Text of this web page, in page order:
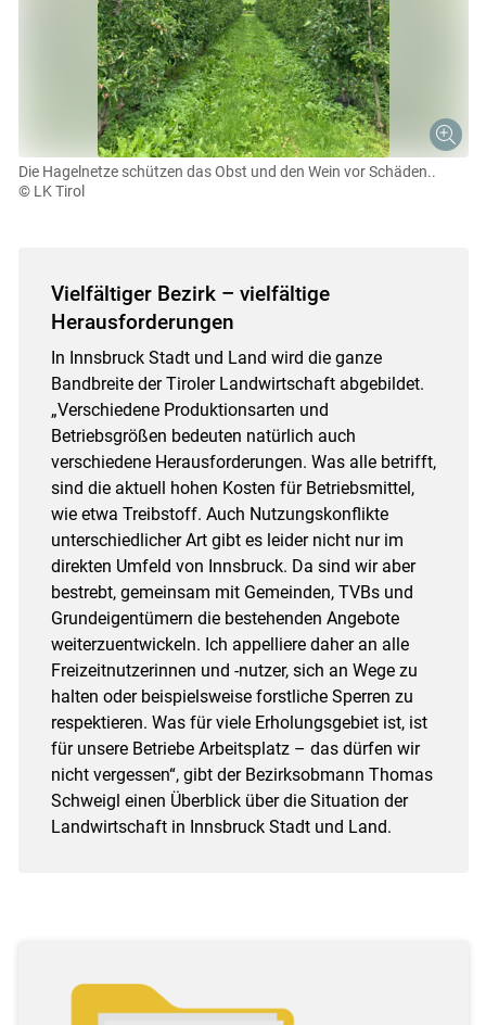
Die Hagelnetze schützen das Obst und den Wein vor Schäden..
© LK Tirol
Vielfältiger Bezirk – vielfältige
Herausforderungen
In Innsbruck Stadt und Land wird die ganze
Bandbreite der Tiroler Landwirtschaft abgebildet.
„Verschiedene Produktionsarten und
Betriebsgrößen bedeuten natürlich auch
verschiedene Herausforderungen. Was alle betrifft,
sind die aktuell hohen Kosten für Betriebsmittel,
wie etwa Treibstoff. Auch Nutzungskonflikte
unterschiedlicher Art gibt es leider nicht nur im
direkten Umfeld von Innsbruck. Da sind wir aber
bestrebt, gemeinsam mit Gemeinden, TVBs und
Grundeigentümern die bestehenden Angebote
weiterzuentwickeln. Ich appelliere daher an alle
Freizeitnutzerinnen und -nutzer, sich an Wege zu
halten oder beispielsweise forstliche Sperren zu
respektieren. Was für viele Erholungsgebiet ist, ist
für unsere Betriebe Arbeitsplatz – das dürfen wir
nicht vergessen“, gibt der Bezirksobmann Thomas
Schweigl einen Überblick über die Situation der
Landwirtschaft in Innsbruck Stadt und Land.